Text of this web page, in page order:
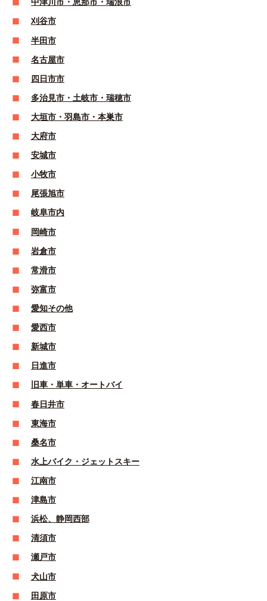
刈谷市
半田市
名古屋市
四日市市
多治見市・土岐市・瑞穂市
大垣市・羽島市・本巣市
大府市
安城市
小牧市
尾張旭市
岐阜市内
岡崎市
岩倉市
常滑市
弥富市
愛知その他
愛西市
新城市
日進市
旧車・単車・オートバイ
春日井市
東海市
桑名市
水上バイク・ジェットスキー
江南市
津島市
浜松、静岡西部
清須市
瀬戸市
犬山市
田原市